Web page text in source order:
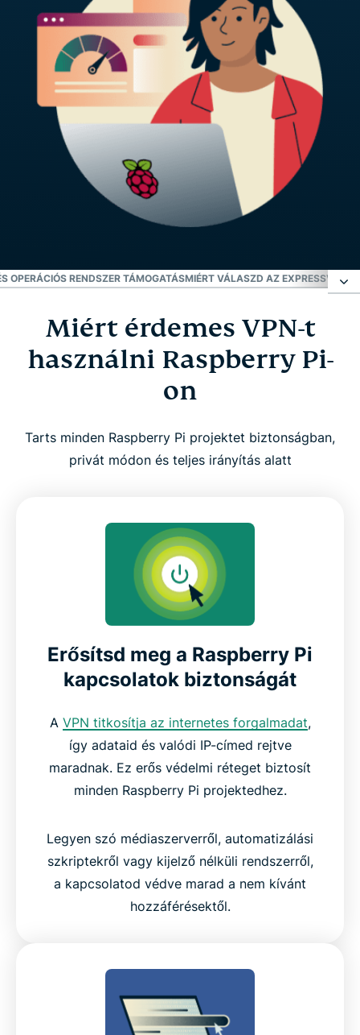
OPERÁCIÓS RENDSZER TÁMOGATÁSMIÉRT VÁLASZD AZ EXPRESSVPN-
Miért érdemes VPN-t használni Raspberry Pi-on
Hogyan állíthatod be az ExpressVPN-t Raspberry
Mit érdemes figyelembe venni VPN használatakor
Raspberry Pi-on
Raspberry Pi kompatibilitás és operációs rendszer
Miért válaszd az ExpressVPN-t Raspberry Pi-hoz
Vélemények elégedett ExpressVPN felhasználóktól
Próbáld ki az ExpressVPN-t Raspberry Pi-on
kockázatmentesen
Miért érdemes VPN-t
használni Raspberry Pi-
on
Tarts minden Raspberry Pi projektet biztonságban,
privát módon és teljes irányítás alatt
Erősítsd meg a Raspberry Pi
kapcsolatok biztonságát
A VPN titkosítja az internetes forgalmadat,
így adataid és valódi IP-címed rejtve
maradnak. Ez erős védelmi réteget biztosít
minden Raspberry Pi projektedhez.
Legyen szó médiaszerverről, automatizálási
szkriptekről vagy kijelző nélküli rendszerről,
a kapcsolatod védve marad a nem kívánt
hozzáférésektől.